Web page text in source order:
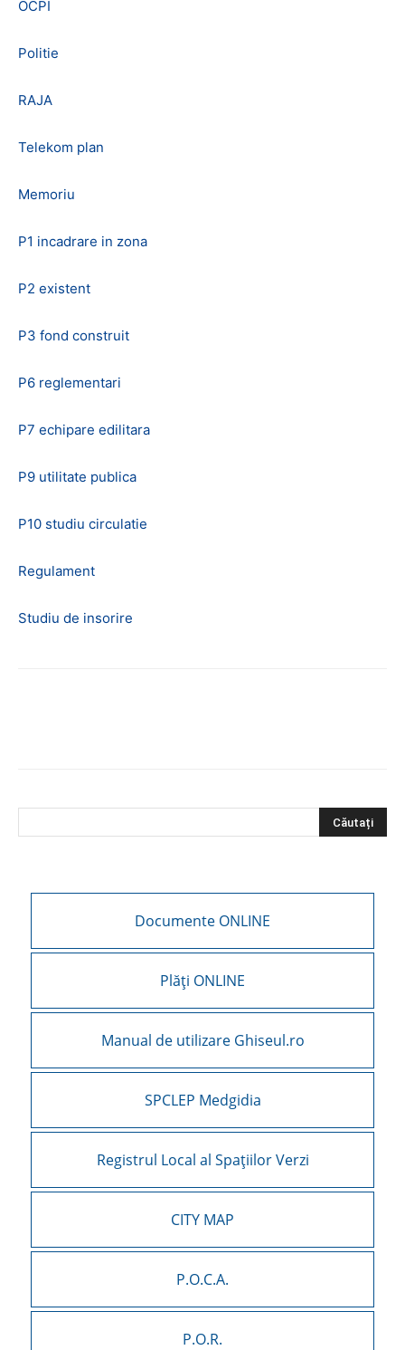
OCPI
Politie
RAJA
Telekom plan
Memoriu
P1 incadrare in zona
P2 existent
P3 fond construit
P6 reglementari
P7 echipare edilitara
P9 utilitate publica
P10 studiu circulatie
Regulament
Studiu de insorire
Documente ONLINE
Plăți ONLINE
Manual de utilizare Ghiseul.ro
SPCLEP Medgidia
Registrul Local al Spațiilor Verzi
CITY MAP
P.O.C.A.
P.O.R.